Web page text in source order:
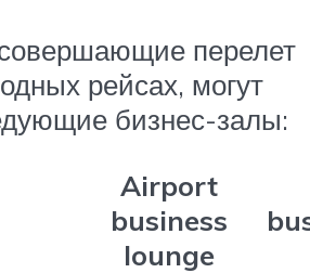
перелет
рейсах, могут
бизнес-залы:
Airport
business
lounge